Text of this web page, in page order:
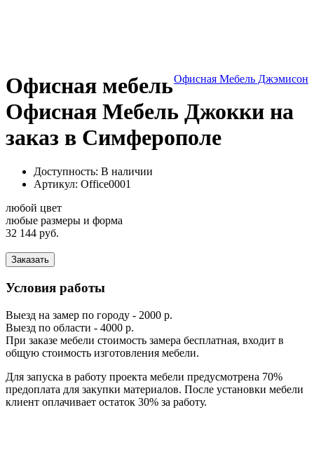
Офисная Мебель Джэмисон
Офисная мебель
Офисная Мебель Джокки на
заказ в Симферополе
Доступность: В наличии
Артикул: Office0001
любой цвет
любые размеры и форма
32 144 руб.
Заказать
Условия работы
Выезд на замер по городу - 2000 р.
Выезд по области - 4000 р.
При заказе мебели стоимость замера бесплатная, входит в
общую стоимость изготовления мебели.
Для запуска в работу проекта мебели предусмотрена 70%
предоплата для закупки материалов. После установки мебели
клиент оплачивает остаток 30% за работу.